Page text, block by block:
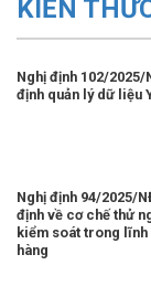
KIẾN
Nghị định 102/2025/
định quản lý dữ liệu
Nghị định 94/2025/
định về cơ chế thử
kiểm soát trong lĩnh
hàng